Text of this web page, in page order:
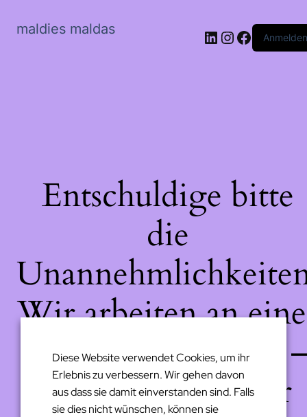
maldies maldas LinkedIn
Instagram
Anmelden
Entschuldige bitte
die
Wir arbeiten an
großartigen Sache
schau bald wieder
Diese Website verwendet Cookies, um ihr
Erlebnis zu verbessern. Wir gehen davon
aus dass sie damit einverstanden sind. Falls
sie dies nicht wünschen, können sie